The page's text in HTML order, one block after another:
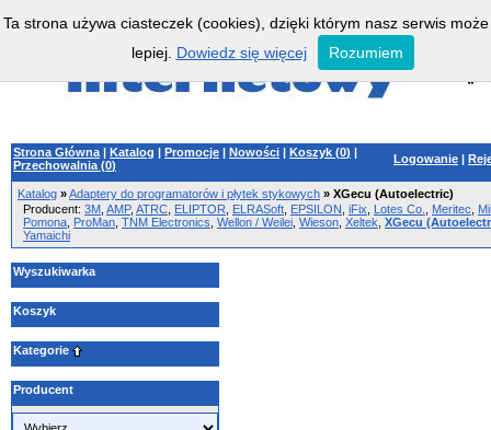
Strona Główna | Katalog | Promocje | Nowości | Koszyk (0) |
Przechowalnia (0) Logowanie |
Katalog »Adaptery do programatorów i płytek stykowych » XGecu (Autoelectric)
Producent: 3M AMP, ATRC ELIPTOR ELRASoft EPSILON iFix Lotes Co. Meritec
Pomona ProMan TNM Electronics Wellon / Weilei Wieson Xeltek XGecu
Yamaichi
Wyszukiwarka
Koszyk
Kategorie
Producent
Ta strona używa ciasteczek (cookies), dzięki którym nasz serwis może
lepiej. Dowiedz się więcej Rozumiem